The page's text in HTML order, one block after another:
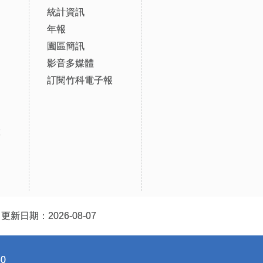
統計資訊
年報
園區簡訊
影音多媒體
訂閱竹科電子報
更新日期：2026-08-07